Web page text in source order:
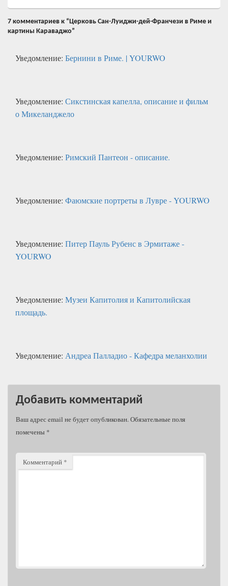
7 комментариев к “Церковь Сан-Луиджи-дей-Франчези в Риме и
картины Караваджо”
Уведомление: Бернини в Риме. | YOURWO
Уведомление: Сикстинская капелла, описание и фильм
о Микеланджело
Уведомление: Римский Пантеон - описание.
Уведомление: Фаюмские портреты в Лувре - YOURWO
Уведомление: Питер Пауль Рубенс в Эрмитаже -
YOURWO
Уведомление: Музеи Капитолия и Капитолийская
площадь.
Уведомление: Андреа Палладио - Кафедра меланхолии
Добавить комментарий
Ваш адрес email не будет опубликован.Обязательные поля
помечены *
Комментарий *